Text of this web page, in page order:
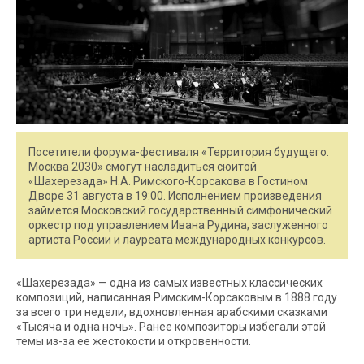
Посетители форума-фестиваля «Территория будущего.
Москва 2030» смогут насладиться сюитой
«Шахерезада» Н.А. Римского-Корсакова в Гостином
Дворе 31 августа в 19:00. Исполнением произведения
займется Московский государственный симфонический
оркестр под управлением Ивана Рудина, заслуженного
артиста России и лауреата международных конкурсов.
«Шахерезада» — одна из самых известных классических
композиций, написанная Римским-Корсаковым в 1888 году
за всего три недели, вдохновленная арабскими сказками
«Тысяча и одна ночь». Ранее композиторы избегали этой
темы из-за ее жестокости и откровенности.